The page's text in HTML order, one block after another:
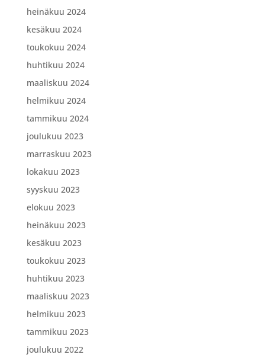
heinäkuu 2024
kesäkuu 2024
toukokuu 2024
huhtikuu 2024
maaliskuu 2024
helmikuu 2024
tammikuu 2024
joulukuu 2023
marraskuu 2023
lokakuu 2023
syyskuu 2023
elokuu 2023
heinäkuu 2023
kesäkuu 2023
toukokuu 2023
huhtikuu 2023
maaliskuu 2023
helmikuu 2023
tammikuu 2023
joulukuu 2022